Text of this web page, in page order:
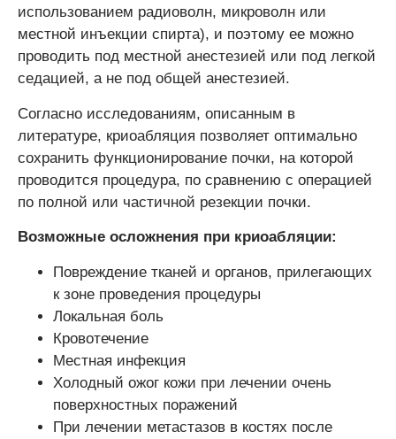
использованием радиоволн, микроволн или
местной инъекции спирта), и поэтому ее можно
проводить под местной анестезией или под легкой
седацией, а не под общей анестезией.
Согласно исследованиям, описанным в
литературе, криоабляция позволяет оптимально
сохранить функционирование почки, на которой
проводится процедура, по сравнению с операцией
по полной или частичной резекции почки.
Возможные осложнения при криоабляции:
Повреждение тканей и органов, прилегающих
к зоне проведения процедуры
Локальная боль
Кровотечение
Местная инфекция
Холодный ожог кожи при лечении очень
поверхностных поражений
При лечении метастазов в костях после